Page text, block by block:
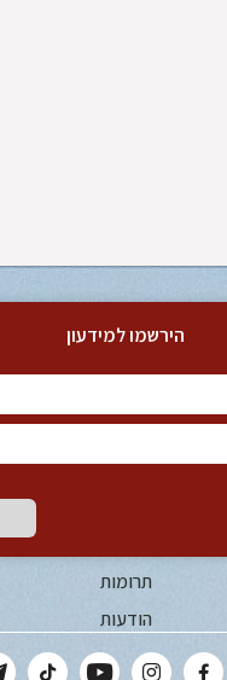
הירשמו למידעון
תרומות
הודעות